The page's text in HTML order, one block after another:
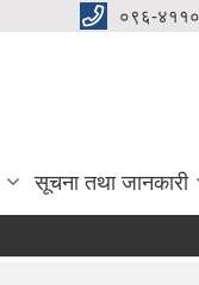
०९६-
सूचना तथा जानकारी